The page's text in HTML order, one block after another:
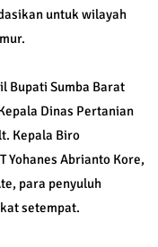
untuk wilayah
Bupati Sumba Barat
Dinas Pertanian
Kepala Biro
Yohanes Abrianto Kore,
para penyuluh
setempat.